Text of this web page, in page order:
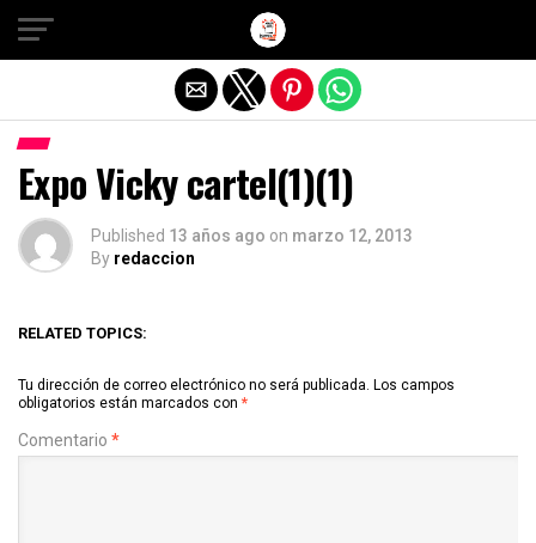
Expo Vicky cartel(1)(1)
Published 13 años ago on marzo 12, 2013
By redaccion
RELATED TOPICS:
Tu dirección de correo electrónico no será publicada. Los campos
obligatorios están marcados con *
Comentario *
Salir de la versión móvil